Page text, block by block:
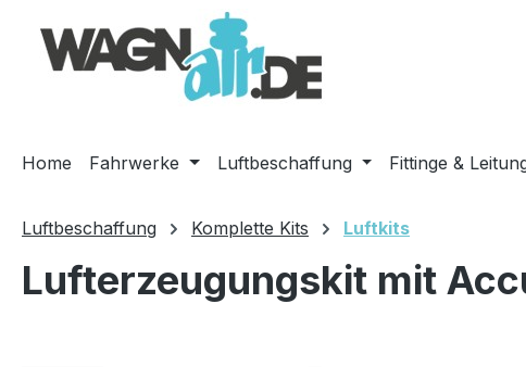
Hauptinhalt springen
Zur Suche springen
Zur Hauptnavigation springen
Home Fahrwerke Luftbeschaffung Fittinge &
Luftbeschaffung Komplette Kits Luftkits
Lufterzeugungskit mit